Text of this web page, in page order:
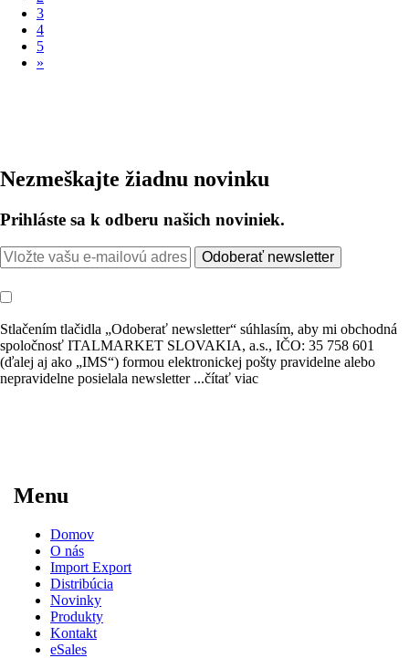
3
4
5
»
Nezmeškajte žiadnu novinku
Prihláste sa k odberu našich noviniek.
Odoberať newsletter
Stlačením tlačidla „Odoberať newsletter“ súhlasím, aby mi obchodná
spoločnosť ITALMARKET SLOVAKIA, a.s., IČO: 35 758 601
(ďalej aj ako „IMS“) formou elektronickej pošty pravidelne alebo
nepravidelne posielala newsletter ...čítať viac
Menu
Domov
O nás
Import Export
Distribúcia
Novinky
Produkty
Kontakt
eSales